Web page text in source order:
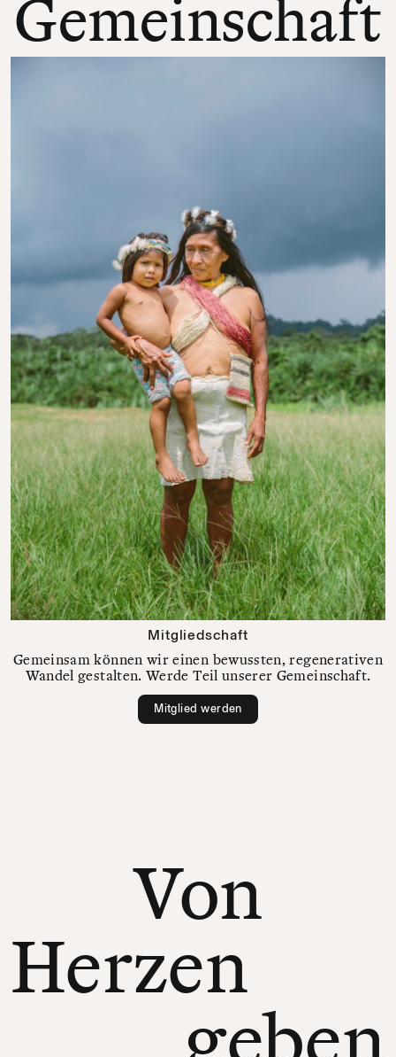
Gemeinschaft
Mitgliedschaft
Gemeinsam können wir einen bewussten, regenerativen
Wandel gestalten. Werde Teil unserer Gemeinschaft.
Mitglied werden
Von
Herzen